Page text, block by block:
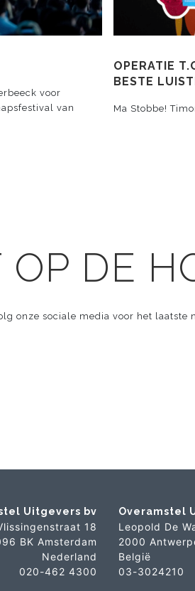
voor
van
OPERATIE
BESTE
Ma Stobbe!
DE
onze sociale media voor het laatste
Uitgevers bv
18
BK Amsterdam
Nederland
020-462 4300
Overamstel
Leopold De
2000
België
03-3024210